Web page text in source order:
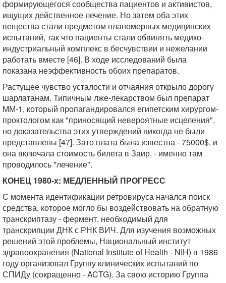
формирующегося сообщества пациентов и активистов,
ищущих действенное лечение. Но затем оба этих
вещества стали предметом планомерных медицинских
испытаний, так что пациенты стали обвинять медико-
индустриальный комплекс в бесчувствии и нежелании
работать вместе [46]. В ходе исследований была
показана неэффективность обоих препаратов.
Растущее чувство усталости и отчаяния открыло дорогу
шарлатанам. Типичным лже-лекарством был препарат
ММ-1, который пропагандировался египетским хирургом-
проктологом как "приносящий невероятные исцеления",
но доказательства этих утверждений никогда не были
представлены [47]. Зато плата была известна - 75000$, и
она включала стоимость билета в Заир, - именно там
проводилось "лечение".
КОНЕЦ 1980-х: МЕДЛЕННЫЙ ПРОГРЕСС
С момента идентификации ретровируса начался поиск
средства, которое могло бы воздействовать на обратную
транскриптазу - фермент, необходимый для
транскрипции ДНК с РНК ВИЧ. Для изучения возможных
решений этой проблемы, Национальный институт
здравоохранения (National Institute of Health - NIH) в 1986
году организовал Группу клинических испытаний по
СПИДу (сокращенно - ACTG). За свою историю Группа